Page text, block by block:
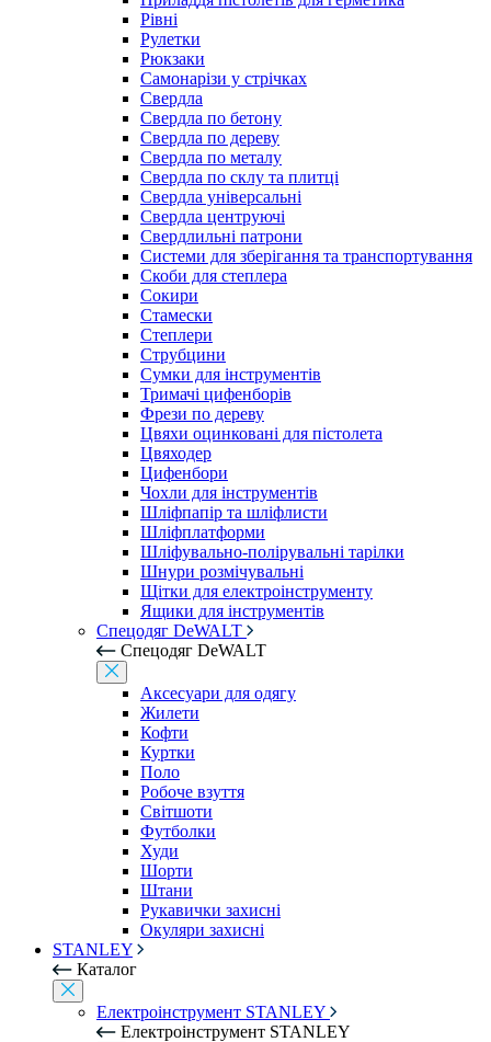
Рівні
Рулетки
Рюкзаки
Самонарізи у стрічках
Свердла
Свердла по бетону
Свердла по дереву
Свердла по металу
Свердла по склу та плитці
Свердла універсальні
Свердла центруючі
Свердлильні патрони
Системи для зберігання та транспортування
Скоби для степлера
Сокири
Стамески
Степлери
Струбцини
Сумки для інструментів
Тримачі цифенборів
Фрези по дереву
Цвяхи оцинковані для пістолета
Цвяходер
Цифенбори
Чохли для інструментів
Шліфпапір та шліфлисти
Шліфплатформи
Шліфувально-полірувальні тарілки
Шнури розмічувальні
Щітки для електроінструменту
Ящики для інструментів
Спецодяг DeWALT
Спецодяг DeWALT
Аксесуари для одягу
Жилети
Кофти
Куртки
Поло
Робоче взуття
Світшоти
Футболки
Худи
Шорти
Штани
Рукавички захисні
Окуляри захисні
STANLEY
Каталог
Електроінструмент STANLEY
Електроінструмент STANLEY